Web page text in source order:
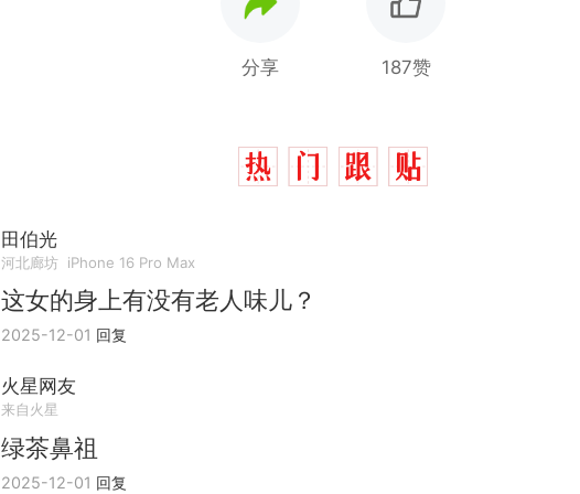
分享 187赞
田伯光
河北廊坊 iPhone 16 Pro Max
这女的身上有没有老人味儿？
2025-12-01 回复
火星网友
来自火星
绿茶鼻祖
2025-12-01 回复
热